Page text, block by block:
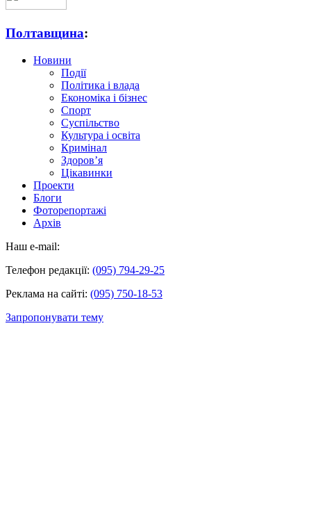
Полтавщина:
Новини
Події
Політика і влада
Економіка і бізнес
Спорт
Суспільство
Культура і освіта
Кримінал
Здоров’я
Цікавинки
Проекти
Блоги
Фоторепортажі
Архів
Наш e-mail:
Телефон редакції: (095) 794-29-25
Реклама на сайті: (095) 750-18-53
Запропонувати тему